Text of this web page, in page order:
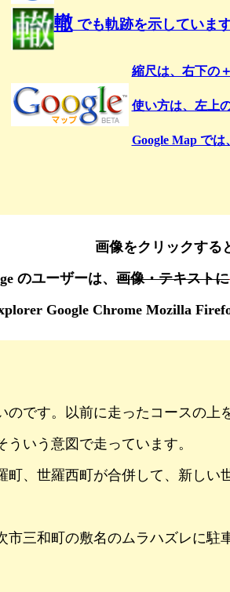
轍 でも軌跡を示していま
縮尺は、右下の
使い方は、左上
Google Map で
画像をクリックする
のユーザーは、 画像・テキストに
Google Chrome Mozilla
です。以前に走ったコースの上
いう意図で走っています。
町、世羅西町が合併して、新し
市三和町の敷名のムラハズレに